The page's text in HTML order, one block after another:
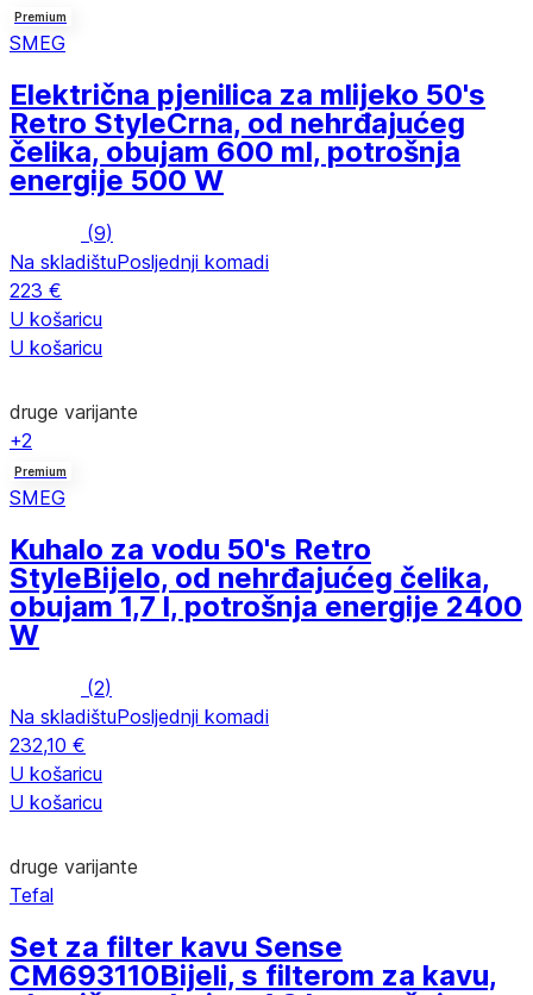
Premium
SMEG
Električna pjenilica za mlijeko 50's
Retro StyleCrna, od nehrđajućeg
čelika, obujam 600 ml, potrošnja
energije 500 W
(9)
Na skladištuPosljednji komadi
223 €
U košaricu
U košaricu
druge varijante
+2
Premium
SMEG
Kuhalo za vodu 50's Retro
StyleBijelo, od nehrđajućeg čelika,
obujam 1,7 l, potrošnja energije 2400
W
(2)
Na skladištuPosljednji komadi
232,10 €
U košaricu
U košaricu
druge varijante
Tefal
Set za filter kavu Sense
CM693110Bijeli, s filterom za kavu,